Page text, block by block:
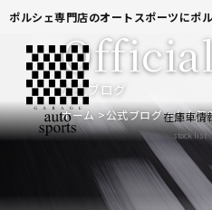
ポルシェ専門店のオートスポーツにポ
在庫車情
stock list
公式ブログ
ホーム 公式ブログ 大人